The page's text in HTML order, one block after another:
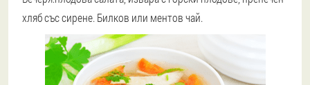
хляб със сирене. Билков или ментов чай.